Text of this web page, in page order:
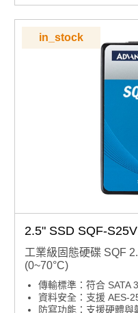
in_stock
2.5" SSD SQF-
工業級固態硬碟 SQF
(0~70°C)
傳輸標準：符合 SATA
資料安全：支援 AES-
防寫功能：支援硬體與